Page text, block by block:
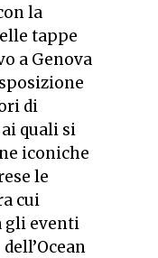
la
tappe
a Genova
di
ai quali si
iconiche
le
cui
gli eventi